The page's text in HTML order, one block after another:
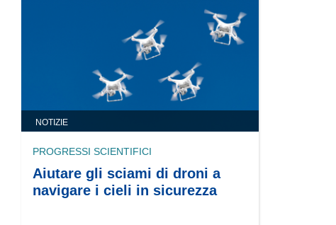
NOTIZIE
PROGRESSI SCIENTIFICI
Aiutare gli sciami di droni a
navigare i cieli in sicurezza